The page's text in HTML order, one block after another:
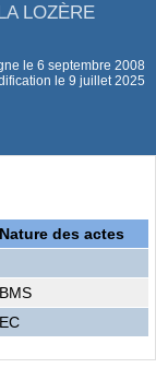
LOZÈRE
le 6 septembre 2008
le 9 juillet 2025
Nature des actes
BMS
EC